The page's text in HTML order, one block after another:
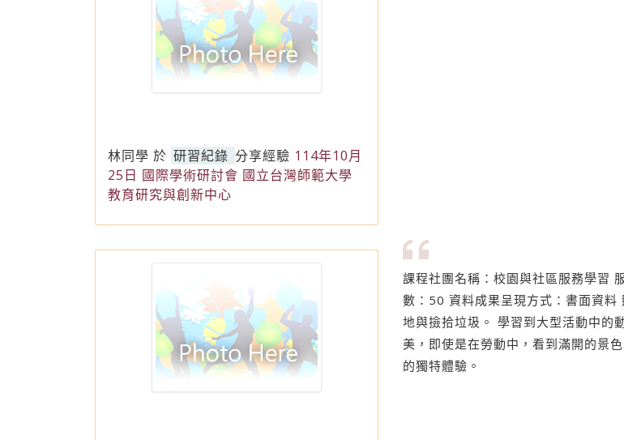
林同學 於 研習紀錄 分享經驗 114年10月
25日 國際學術研討會 國立台灣師範大學
教育研究與創新中心
課程社團名稱：校園與社區服務學習
數：50 資料成果呈現方式：書面資
地與撿拾垃圾。 學習到大型活動中的
美，即使是在勞動中，看到滿開的景
的獨特體驗。